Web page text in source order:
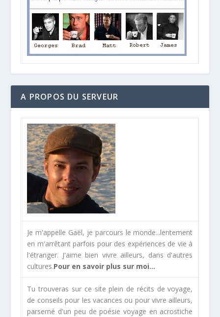
A PROPOS DU SERVEUR
Je m'appelle Gaël, je parcours le monde...lentement
en m'arrêtant parfois pour des expériences de vie à
l'étranger. J'aime bien vivre ailleurs, dans d'autres
cultures.Pour en savoir plus sur moi...
Tu trouveras sur ce site plein de récits de voyage,
de conseils pour les vacances ou pour vivre ailleurs,
parsemé d'un peu de poésie voyage en acrostiche